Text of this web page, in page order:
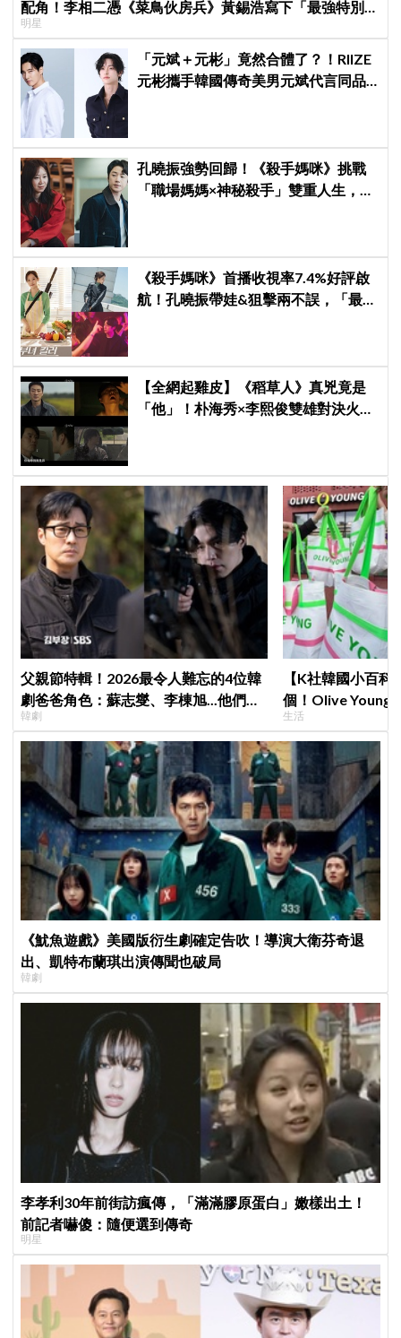
配角！李相二憑《菜鳥伙房兵》黃錫浩寫下「最強特別出
演」傳奇
明星
「元斌＋元彬」竟然合體了？！RIIZE
元彬攜手韓國傳奇美男元斌代言同品
孔曉振強勢回歸！《殺手媽咪》挑戰
「職場媽媽×神秘殺手」雙重人生，與
《殺手媽咪》首播收視率7.4%好評啟
航！孔曉振帶娃&狙擊兩不誤，「最狂
【全網起雞皮】《稻草人》真兇竟是
「他」！朴海秀×李熙俊雙雄對決火花
父親節特輯！2026最令人難忘的4位韓
劇爸爸角色：蘇志燮、李棟旭...他們連
命都可以不要
韓劇
【K社韓國小百
個！Olive Young
遊客，機場「人
生活
《魷魚遊戲》美國版衍生劇確定告吹！導演大衛芬奇退
出、凱特布蘭琪出演傳聞也破局
韓劇
李孝利30年前街訪瘋傳，「滿滿膠原蛋白」嫩樣出土！
前記者嚇傻：隨便選到傳奇
明星